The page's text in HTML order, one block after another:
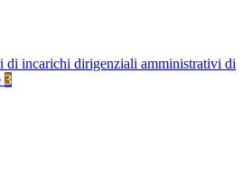
di incarichi dirigenziali amministrativi di
3